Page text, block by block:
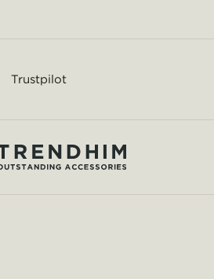
Trustpilot